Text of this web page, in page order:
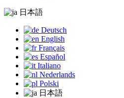
日本語
Deutsch
English
Français
Español
Italiano
Nederlands
Polski
日本語